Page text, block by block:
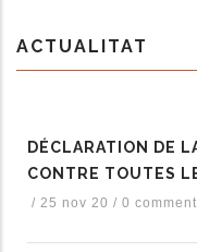
ACTUALITAT
DÉCLARATION DE
CONTRE TOUTES
/ 25 nov 20 / 0